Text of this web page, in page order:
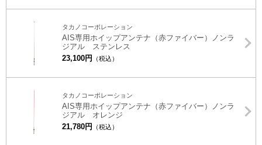
タカノコーポレーション
AIS専用ホイップアンテナ（赤ファイバー）ノンラ
ジアル ステンレス
23,100円
（税込）
タカノコーポレーション
AIS専用ホイップアンテナ（赤ファイバー）ノンラ
ジアル オレンジ
21,780円
（税込）